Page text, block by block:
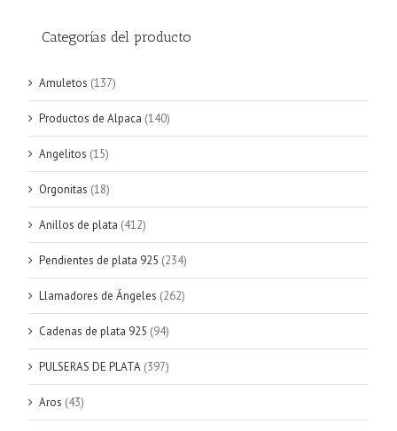
Categorías del producto
Amuletos (137)
Productos de Alpaca (140)
Angelitos (15)
Orgonitas (18)
Anillos de plata (412)
Pendientes de plata 925 (234)
Llamadores de Ángeles (262)
Cadenas de plata 925 (94)
PULSERAS DE PLATA (397)
Aros (43)